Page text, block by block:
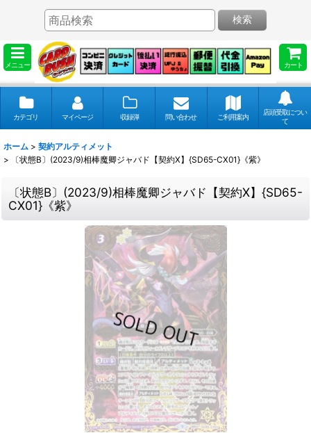
メニュー カート
検索
カテゴリ マイページ 収録弾 問い合わせ ご利用案内
店頭受取につい
て
ホーム > 契約アルティメット
>
〔状態B〕(2023/9)相棒魔卿ジャバド【契約X】{SD65-CX01}《紫》
〔状態B〕(2023/9)相棒魔卿ジャバド【契約X】{SD65-
CX01}《紫》